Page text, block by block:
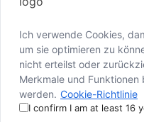
Ich verwende Cookies,
um sie optimieren zu
nicht erteilst oder
Merkmale und
werden. Cookie-Richtlinie
I confirm I am at least 16